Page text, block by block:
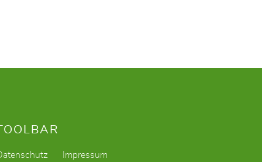
Impressum